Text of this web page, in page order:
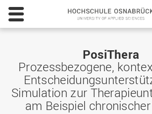
PosiThera
Prozessbezogene,
Simulation zur
am Beispiel